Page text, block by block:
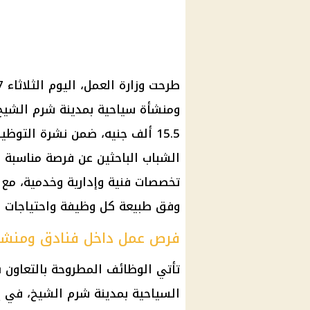
طرحت وزارة العمل، اليوم الثلاثاء 7 يوليو 2026،
15.5 ألف جنيه، ضمن
نشرة
الشباب الباحثين عن فرصة
تخصصات فنية وإدارية وخدمية،
وفق طبيعة كل وظيفة واحتياجات
فرص عمل داخل فنادق
تأتي الوظائف المطروحة
السياحية بمدينة شرم الشيخ،